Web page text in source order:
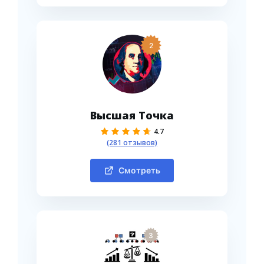
2
Высшая Точка
4.7
(281 отзывов)
Смотреть
3